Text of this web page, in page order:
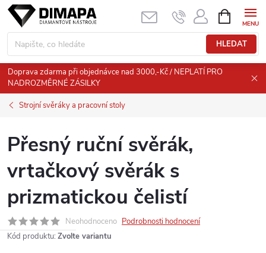
Přejít
obsah
HLEDAT
NÁKUPNÍ
KOŠÍK
Doprava zdarma při objednávce nad 3000,-Kč / NEPLATÍ PRO
NADROZMĚRNÉ ZÁSILKY
Strojní svěráky a pracovní stoly
Přesný ruční svěrák,
vrtačkový svěrák s
prizmatickou čelistí
Neohodnoceno Podrobnosti hodnocení
Kód produktu: Zvolte variantu